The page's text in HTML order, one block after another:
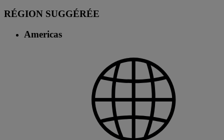
RÉGION SUGGÉRÉE
Americas